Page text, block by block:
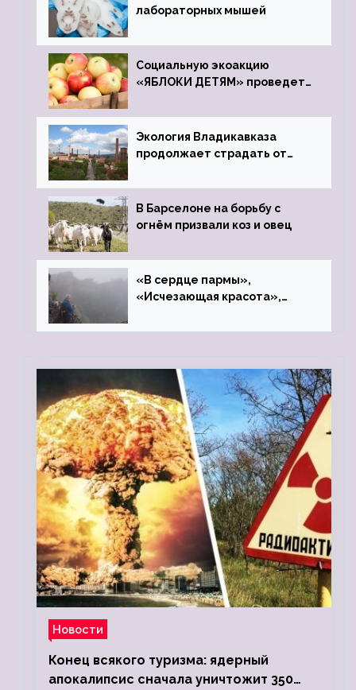
лабораторных мышей
Социальную экоакцию
«ЯБЛОКИ ДЕТЯМ» проведет
Экология Владикавказа
продолжает страдать от
В Барселоне на борьбу с
огнём призвали коз и овец
«В сердце пармы»,
«Исчезающая красота»,
Новости
Конец всякого туризма: ядерный
апокалипсис сначала уничтожит 350